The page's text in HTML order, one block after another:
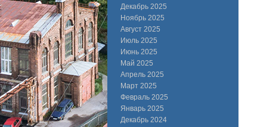
Декабрь 2025
Ноябрь 2025
Август 2025
Июль 2025
Июнь 2025
Май 2025
Апрель 2025
Март 2025
Февраль 2025
Январь 2025
Декабрь 2024